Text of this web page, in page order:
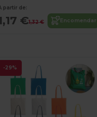
partir de:
€1,32 € Encomendar
-29%